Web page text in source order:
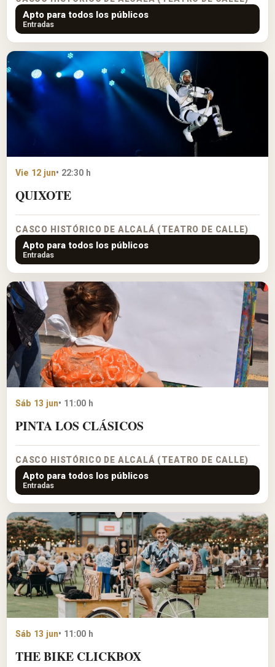
Apto para todos los públicos
Entradas
Vie 12 jun• 22:30 h
QUIXOTE
CASCO HISTÓRICO DE ALCALÁ (TEATRO DE CALLE)
Apto para todos los públicos
Entradas
Sáb 13 jun• 11:00 h
PINTA LOS CLÁSICOS
CASCO HISTÓRICO DE ALCALÁ (TEATRO DE CALLE)
Apto para todos los públicos
Entradas
Sáb 13 jun• 11:00 h
THE BIKE CLICKBOX